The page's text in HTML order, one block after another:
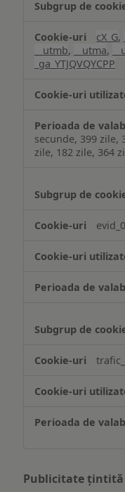
cX_G,
__utmb, __utma,
_ga_YTJQVQYCPP
secunde, 399 zile,
zile, 182 zile, 364
Publicitate